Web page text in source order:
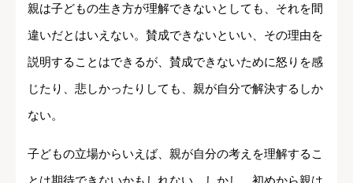
親は子どもの生き方が理解できないとしても、それを間
違いだとはいえない。賛成できないといい、その理由を
説明することはできるが、賛成できないために怒りを感
じたり、悲しかったりしても、親が自分で解決するしか
ない。
子どもの立場からいえば、親が自分の考えを理解するこ
とは期待できないかもしれない。しかし、初めから親は